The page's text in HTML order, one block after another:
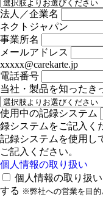
法人／企業名
ネクトジャパン
事業所名
メールアドレス
xxxxx@carekarte.jp
電話番号
当社・製品を知ったき
使用中の記録システム
録システムをご記入く
記録システムを使用し
ご記入ください。
個人情報の取り扱い
個人情報の取り扱
する ※弊社への営業を目的